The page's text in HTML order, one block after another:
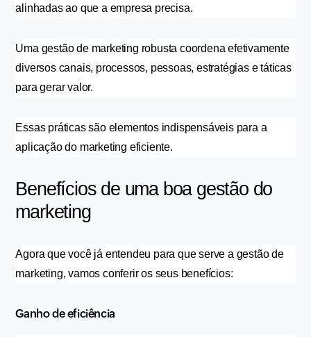
alinhadas ao que a empresa precisa.
Uma gestão de marketing robusta coordena efetivamente
diversos canais, processos, pessoas, estratégias e táticas
para gerar valor.
Essas práticas são elementos indispensáveis para a
aplicação do marketing eficiente.
Benefícios de uma boa gestão do
marketing
Agora que você já entendeu para que serve a gestão de
marketing, vamos conferir os seus benefícios:
Ganho de eficiência